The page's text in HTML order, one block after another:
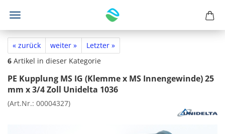
« zurück weiter »
Letzter »
6 Artikel in dieser Kategorie
PE Kupplung MS IG (Klemme x MS Innengewinde) 25
mm x 3/4 Zoll Unidelta 1036
(Art.Nr.: 00004327)